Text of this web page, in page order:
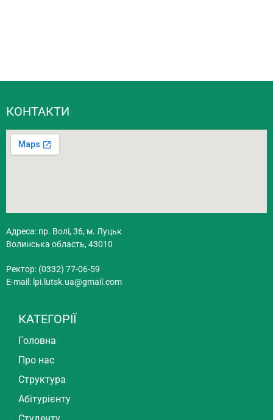
КОНТАКТИ
Адреса: пр. Волі, 36, м. Луцьк
Волинська область, 43010
Ректор: (0332) 77-06-59
E-mail: lpi.lutsk.ua@gmail.com
КАТЕГОРІЇ
Головна
Про нас
Структура
Абітурієнту